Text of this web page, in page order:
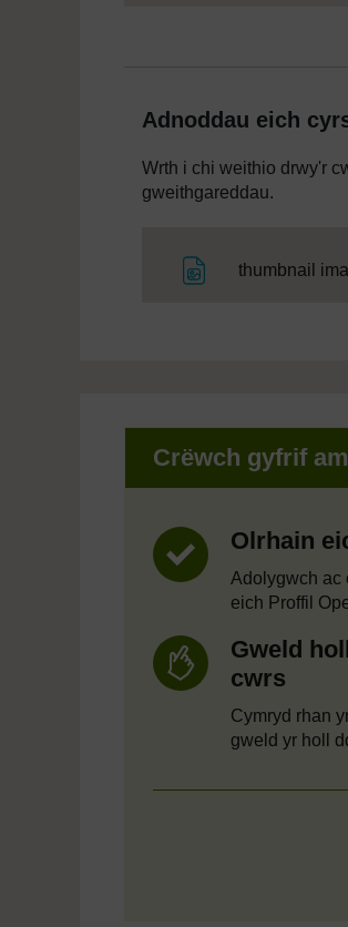
Adnoddau eich
Wrth i chi weithio drwy'r
gweithgareddau.
thumbnail
Crëwch gyfrif
Olrhain
Adolygwch ac
eich Proffil
Gweld
cwrs
Cymryd rhan
gweld yr holl